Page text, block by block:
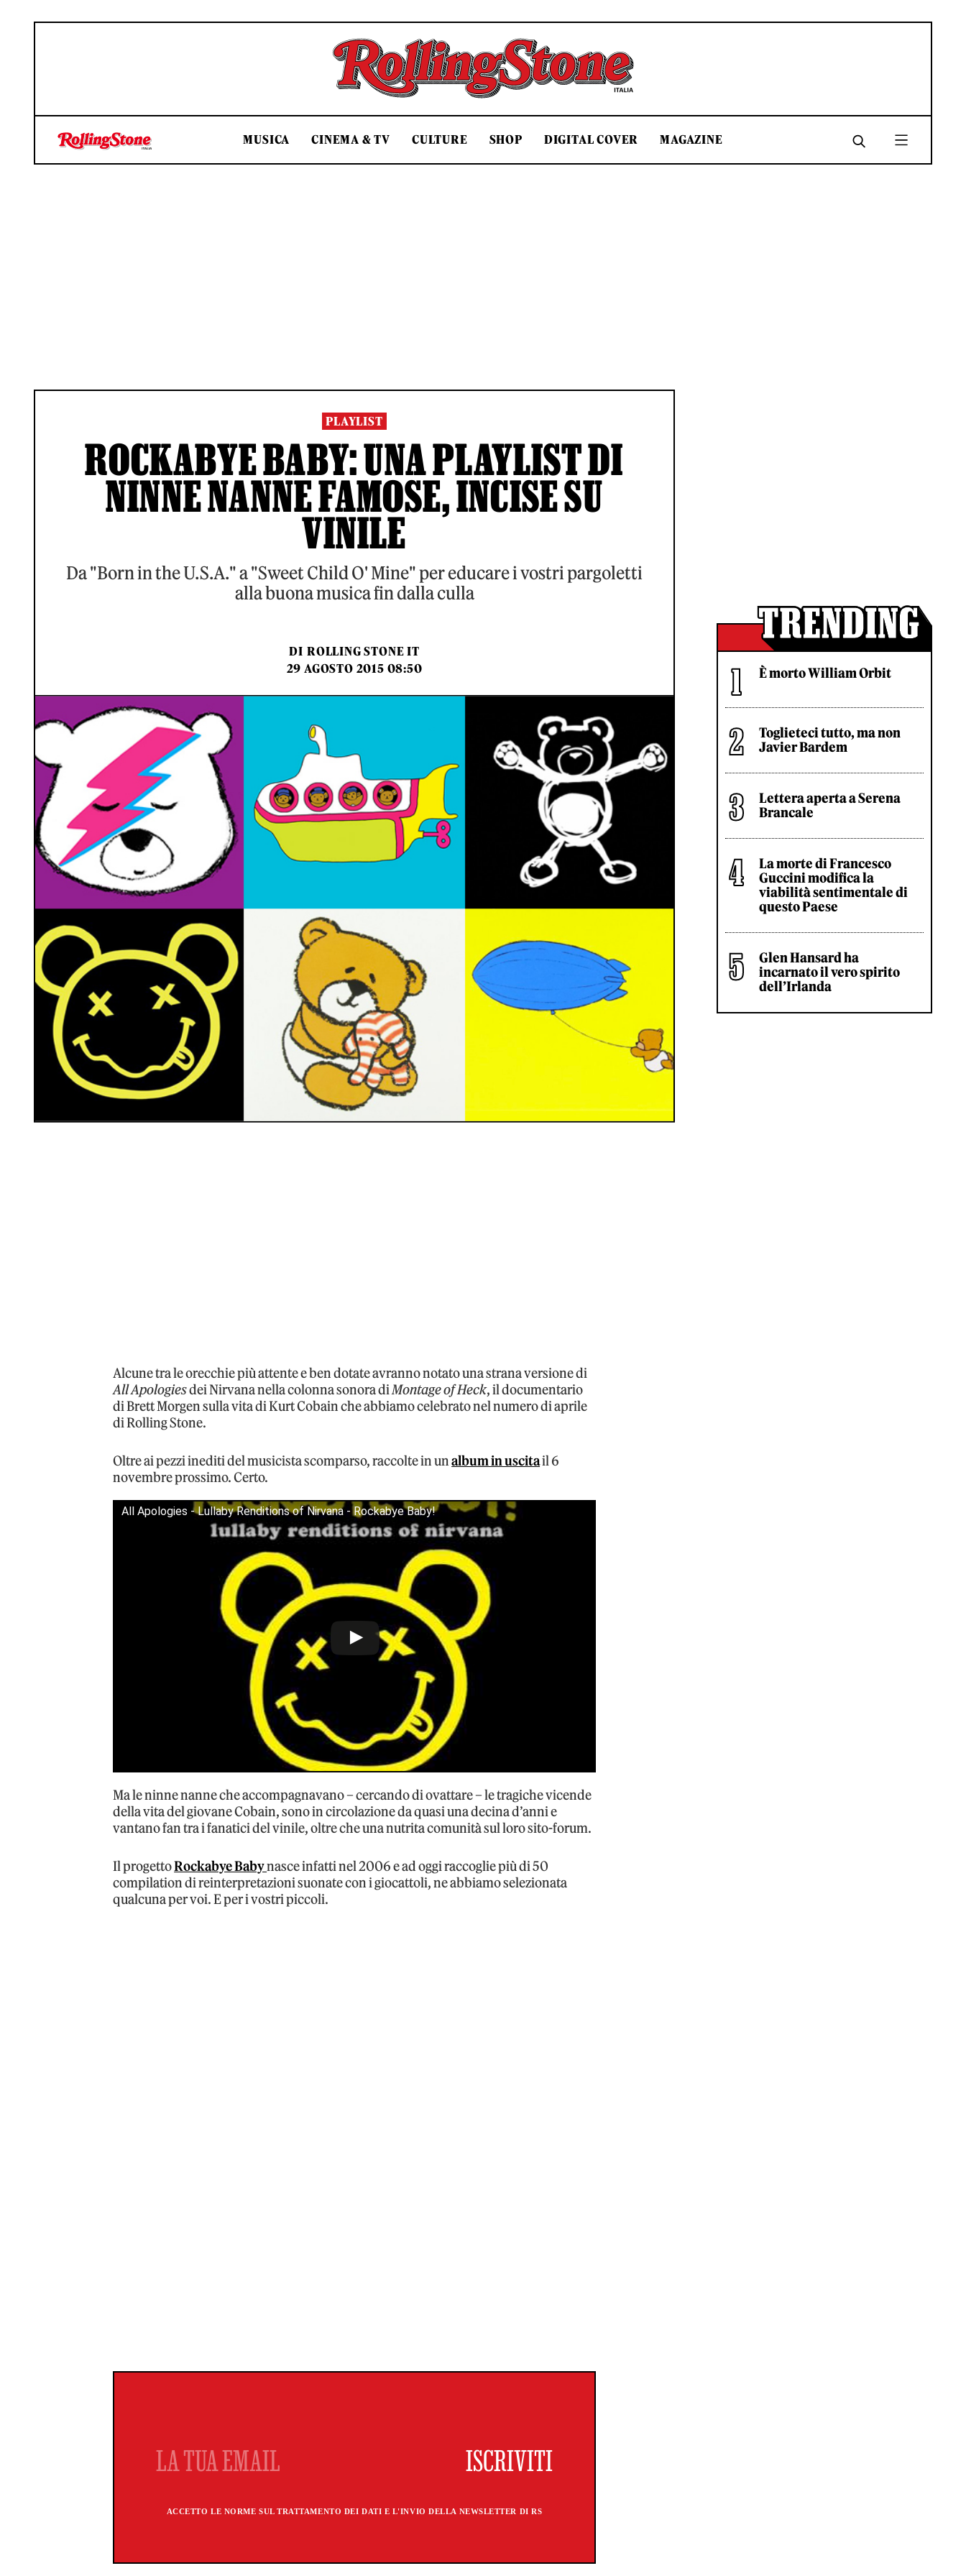
Rolling Stone Italia
MUSICA CINEMA & TV CULTURE SHOP DIGITAL COVER MAGAZINE
PLAYLIST
ROCKABYE BABY: UNA PLAYLIST DI
NINNE NANNE FAMOSE, INCISE SU
VINILE
Da "Born in the U.S.A." a "Sweet Child O' Mine" per educare i vostri pargoletti
alla buona musica fin dalla culla
DI ROLLING STONE IT
29 AGOSTO 2015 08:50
Alcune tra le orecchie più attente e ben dotate avranno notato una strana versione di
All Apologiesdei Nirvana nella colonna sonora diMontage of Heck, il documentario
di Brett Morgen sulla vita di Kurt Cobain che abbiamo celebrato nel numero di aprile
di Rolling Stone.
Oltre ai pezzi inediti del musicista scomparso, raccolte in unalbum in uscitail 6
novembre prossimo. Certo.
All Apologies - Lullaby Renditions of Nirvana - Rockabye Baby!
Ma le ninne nanne che accompagnavano – cercando di ovattare – le tragiche vicende
della vita del giovane Cobain, sono in circolazione da quasi una decina d’anni e
vantano fan tra i fanatici del vinile, oltre che una nutrita comunità sul loro sito-forum.
Il progettoRockabye Babynasce infatti nel 2006 e ad oggi raccoglie più di 50
compilation di reinterpretazioni suonate con i giocattoli, ne abbiamo selezionata
qualcuna per voi. E per i vostri piccoli.
ACCETTO LE NORME SUL TRATTAMENTO DEI DATI E L'INVIO DELLA NEWSLETTER DI RS
È morto William Orbit
Toglieteci tutto, ma non
Javier Bardem
Lettera aperta a Serena
Brancale
La morte di Francesco
Guccini modifica la
viabilità sentimentale di
questo Paese
Glen Hansard ha
incarnato il vero spirito
dell’Irlanda